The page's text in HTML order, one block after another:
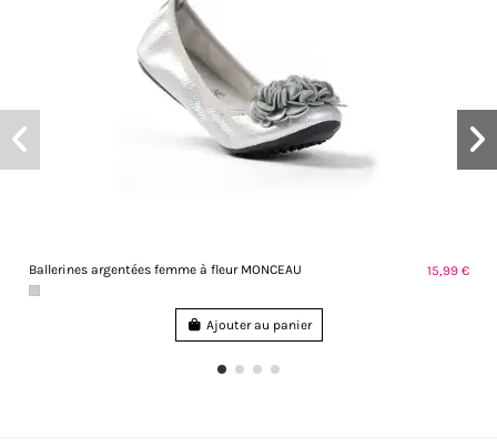
Ballerines argentées femme à fleur MONCEAU 15,99 €
Ajouter au panier